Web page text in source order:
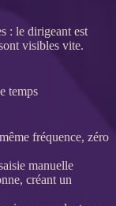
: le dirigeant est
visibles vite.
temps
fréquence, zéro
manuelle
créant un